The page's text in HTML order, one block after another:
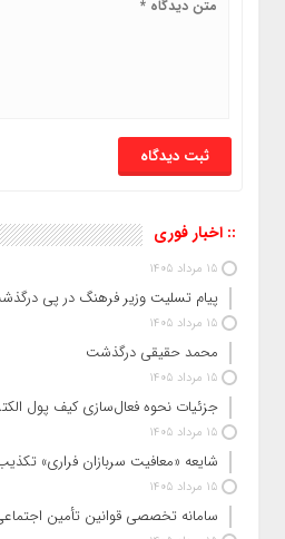
:: اخبار فوری
15 مرداد 1405
پیام تسلیت وزیر فرهنگ در پی
15 مرداد 1405
محمد حقیقی درگذشت
15 مرداد 1405
جزئیات نحوه فعال‌سازی کیف پول
15 مرداد 1405
شایعه «معافیت سربازان فراری»
15 مرداد 1405
سامانه تخصصی قوانین تأمین